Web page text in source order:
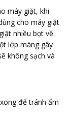
máy giặt, khi
cho máy giặt
nhiều bọt về
lớp màng gây
không sạch và
để tránh ẩm